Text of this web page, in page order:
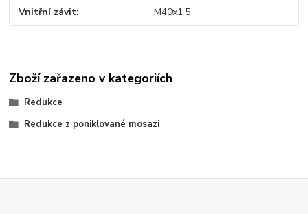
Vnitřní závit M40x1,5
Zboží zařazeno v kategoriích
Redukce
Redukce z poniklované mosazi